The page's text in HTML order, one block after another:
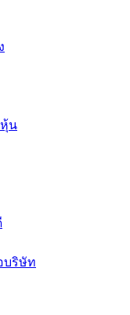
น
บริษัท